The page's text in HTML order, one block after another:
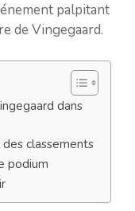
palpitant
de Vingegaard.
dans
classements
podium